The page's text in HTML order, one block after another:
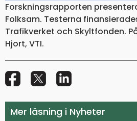
Forskningsrapporten
Folksam. Testerna
Trafikverket och Skyltfonden.
Hjort, VTI.
Mer läsning i Nyheter